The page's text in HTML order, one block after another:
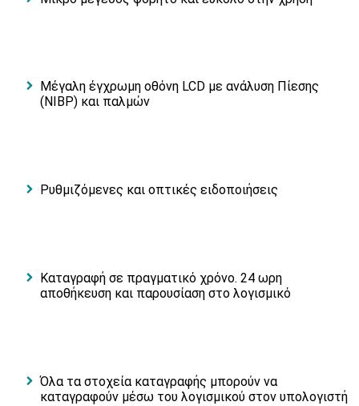
Μέγαλη έγχρωμη οθόνη LCD με ανάλυση Πίεσης
(NIBP) και παλμών
Ρυθμιζόμενες και οπτικές ειδοποιήσεις
Καταγραφή σε πραγματικό χρόνο. 24 ωρη
αποθήκευση και παρουσίαση στο λογισμικό
Όλα τα στοχεία καταγραφής μπορούν να
καταγραφούν μέσω του λογισμικού στον υπολογιστή